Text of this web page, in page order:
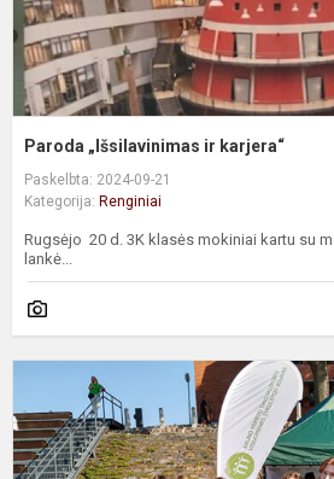
Paroda „Išsilavinimas ir karjera“
Paskelbta: 2024-09-21
Kategorija: Renginiai
Rugsėjo 20 d. 3K klasės mokiniai kartu su
lankė...